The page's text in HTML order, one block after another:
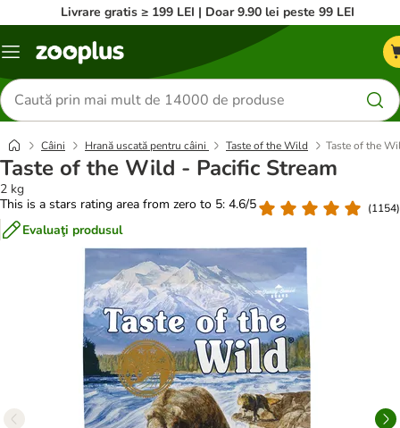
Livrare gratis ≥ 199 LEI | Doar 9.90 lei peste 99 LEI
Categorii
Căutare
produse
Câini Hrană uscată pentru câini Taste of the Wild Taste of the
Taste of the Wild - Pacific Stream
2 kg
This is a stars rating area from zero to 5: 4.6/5
(1154)
Evaluaţi produsul